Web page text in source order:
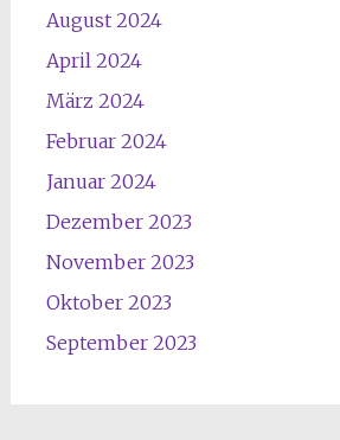
August 2024
April 2024
März 2024
Februar 2024
Januar 2024
Dezember 2023
November 2023
Oktober 2023
September 2023